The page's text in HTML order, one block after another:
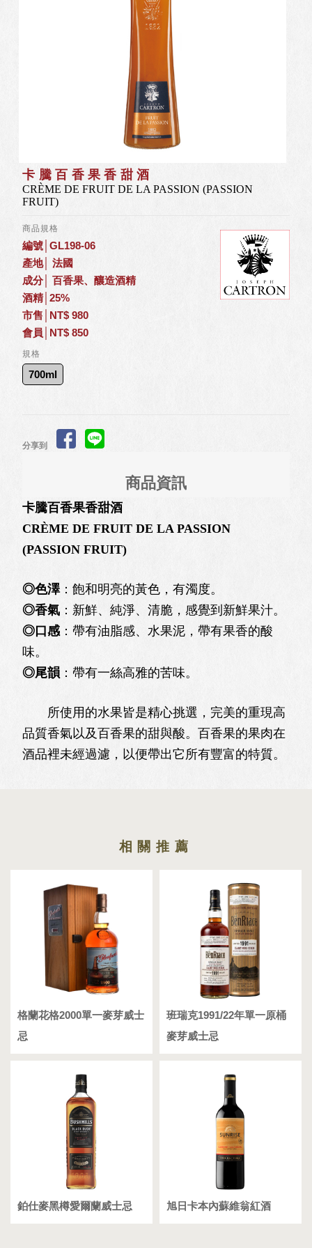
卡騰百香果香甜酒
CRÈME DE FRUIT DE LA PASSION (PASSION
FRUIT)
商品規格
編號│GL198-06
產地│ 法國
成分│ 百香果、釀造酒精
酒精│25%
市售│NT$ 980
會員│NT$ 850
規格
700ml
分享到
商品資訊
卡騰百香果香甜酒
CRÈME DE FRUIT DE LA PASSION
(PASSION FRUIT)
◎色澤：飽和明亮的黃色，有濁度。
◎香氣 ：新鮮、純淨、清脆，感覺到新鮮果汁。
◎口感 ：帶有油脂感、水果泥，帶有果香的酸
味。
◎尾韻 ：帶有一絲高雅的苦味。
所使用的水果皆是精心挑選，完美的重現高
品質香氣以及百香果的甜與酸。百香果的果肉在
酒品裡未經過濾，以便帶出它所有豐富的特質。
格蘭花格2000單一麥芽威士
忌
班瑞克1991/22年單一原桶
麥芽威士忌
鉑仕麥黑樽愛爾蘭威士忌 旭日卡本內蘇維翁紅酒